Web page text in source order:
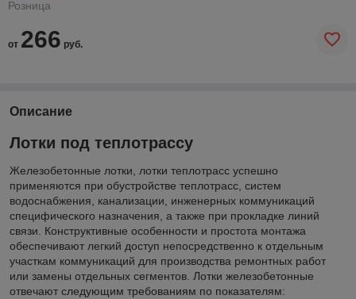
Розница
от 266 руб.
Описание
Лотки под теплотрассу
Железобетонные лотки, лотки теплотрасс успешно
применяются при обустройстве теплотрасс, систем
водоснабжения, канализации, инженерных коммуникаций
специфического назначения, а также при прокладке линий
связи. Конструктивные особенности и простота монтажа
обеспечивают легкий доступ непосредственно к отдельным
участкам коммуникаций для производства ремонтных работ
или замены отдельных сегментов. Лотки железобетонные
отвечают следующим требованиям по показателям: